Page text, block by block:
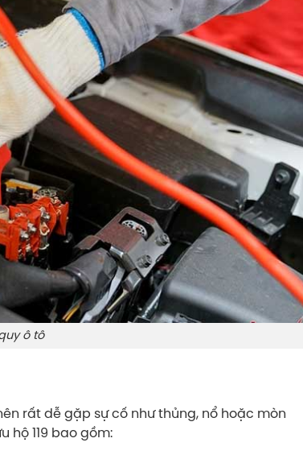
ô tô
rất dễ gặp sự cố như thủng, nổ hoặc mòn
hộ 119 bao gồm: